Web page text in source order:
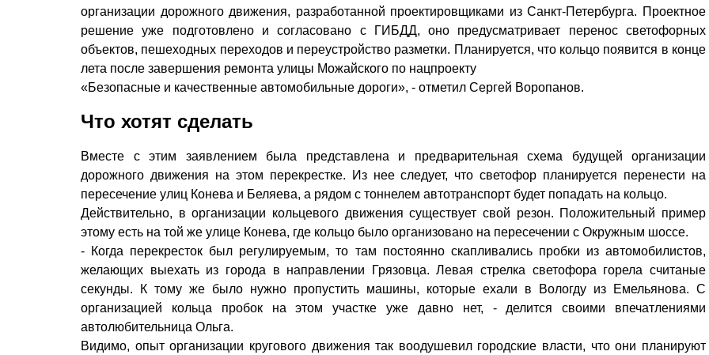
организации дорожного движения, разработанной проектировщиками из Санкт-Петербурга. Проектное
решение уже подготовлено и согласовано с ГИБДД, оно предусматривает перенос светофорных
объектов, пешеходных переходов и переустройство разметки. Планируется, что кольцо появится в конце
лета после завершения ремонта улицы Можайского по нацпроекту
«Безопасные и качественные автомобильные дороги», - отметил Сергей Воропанов.
Что хотят сделать
Вместе с этим заявлением была представлена и предварительная схема будущей организации
дорожного движения на этом перекрестке. Из нее следует, что светофор планируется перенести на
пересечение улиц Конева и Беляева, а рядом с тоннелем автотранспорт будет попадать на кольцо.
Действительно, в организации кольцевого движения существует свой резон. Положительный пример
этому есть на той же улице Конева, где кольцо было организовано на пересечении с Окружным шоссе.
- Когда перекресток был регулируемым, то там постоянно скапливались пробки из автомобилистов,
желающих выехать из города в направлении Грязовца. Левая стрелка светофора горела считаные
секунды. К тому же было нужно пропустить машины, которые ехали в Вологду из Емельянова. С
организацией кольца пробок на этом участке уже давно нет, - делится своими впечатлениями
автолюбительница Ольга.
Видимо, опыт организации кругового движения так воодушевил городские власти, что они планируют
Уважаемые посетители сайта!